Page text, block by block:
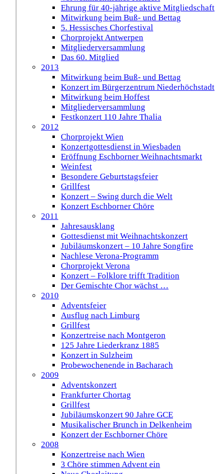
Ehrung für 40-jährige aktive Mitgliedschaft
Mitwirkung beim Buß- und Bettag
5. Hessisches Chorfestival
Chorprojekt Antwerpen
Mitgliederversammlung
Das 60. Mitglied
2013
Mitwirkung beim Buß- und Bettag
Konzert im Bürgerzentrum Niederhöchstadt
Mitwirkung beim Hoffest
Mitgliederversammlung
Festkonzert 110 Jahre Thalia
2012
Chorprojekt Wien
Konzertgottesdienst in Wiesbaden
Eröffnung Eschborner Weihnachtsmarkt
Weinfest
Besondere Geburtstagsfeier
Grillfest
Konzert – Swing durch die Welt
Konzert Eschborner Chöre
2011
Jahresausklang
Gottesdienst mit Weihnachtskonzert
Jubiläumskonzert – 10 Jahre Songfire
Nachlese Verona-Programm
Chorprojekt Verona
Konzert – Folklore trifft Tradition
Der Gemischte Chor wächst …
2010
Adventsfeier
Ausflug nach Limburg
Grillfest
Konzertreise nach Montgeron
125 Jahre Liederkranz 1885
Konzert in Sulzheim
Probewochenende in Bacharach
2009
Adventskonzert
Frankfurter Chortag
Grillfest
Jubiläumskonzert 90 Jahre GCE
Musikalischer Brunch in Delkenheim
Konzert der Eschborner Chöre
2008
Konzertreise nach Wien
3 Chöre stimmen Advent ein